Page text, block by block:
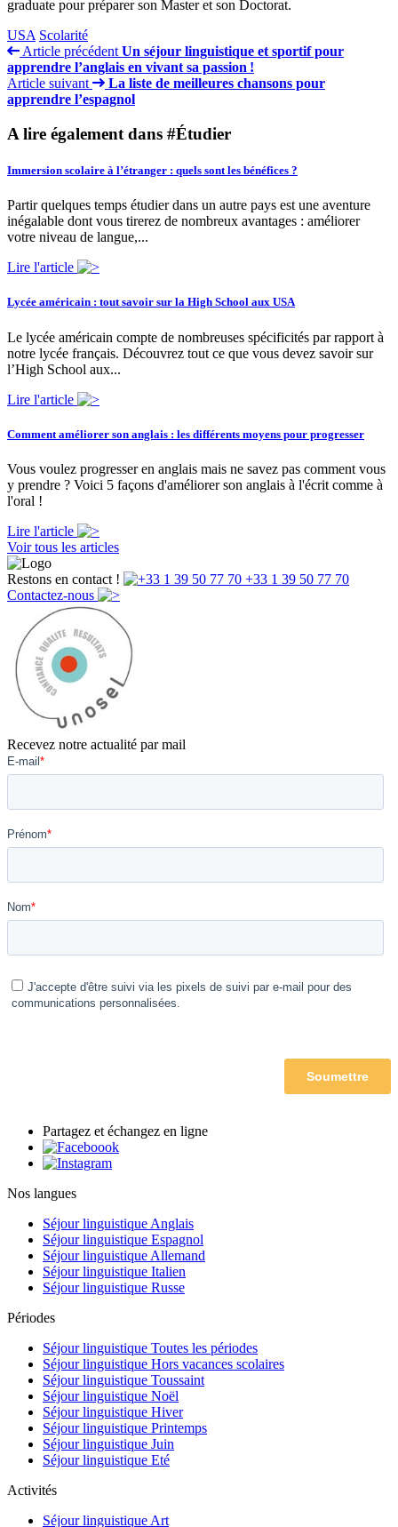
graduate pour préparer son Master et son Doctorat.
USA Scolarité
Article précédent Un séjour linguistique et sportif pour
apprendre l’anglais en vivant sa passion !
Article suivant
La liste de meilleures chansons pour
apprendre l’espagnol
A lire également dans #Étudier
Immersion scolaire à l’étranger : quels sont les bénéfices ?
Partir quelques temps étudier dans un autre pays est une aventure
inégalable dont vous tirerez de nombreux avantages : améliorer
votre niveau de langue,...
Lire l'article
Lycée américain : tout savoir sur la High School aux USA
Le lycée américain compte de nombreuses spécificités par rapport à
notre lycée français. Découvrez tout ce que vous devez savoir sur
l’High School aux...
Lire l'article
Comment améliorer son anglais : les différents moyens pour progresser
Vous voulez progresser en anglais mais ne savez pas comment vous
y prendre ? Voici 5 façons d'améliorer son anglais à l'écrit comme à
l'oral !
Lire l'article
Voir tous les articles
Restons en contact !
+33 1 39 50 77 70
Contactez-nous
Recevez notre actualité par mail
Partagez et échangez en ligne
Nos langues
Séjour linguistique Anglais
Séjour linguistique Espagnol
Séjour linguistique Allemand
Séjour linguistique Italien
Séjour linguistique Russe
Périodes
Séjour linguistique Toutes les périodes
Séjour linguistique Hors vacances scolaires
Séjour linguistique Toussaint
Séjour linguistique Noël
Séjour linguistique Hiver
Séjour linguistique Printemps
Séjour linguistique Juin
Séjour linguistique Eté
Activités
Séjour linguistique Art